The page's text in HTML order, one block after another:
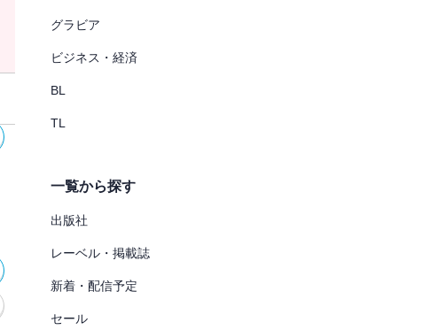
グラビア
ビジネス・経済
BL
TL
一覧から探す
出版社
レーベル・掲載誌
新着・配信予定
セール